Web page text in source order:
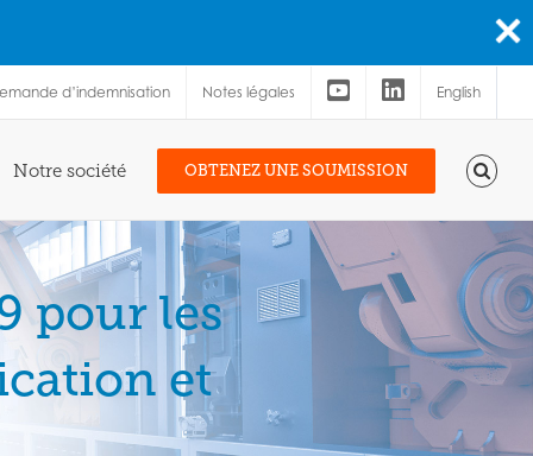
d’indemnisation Notes légales English
Notre société OBTENEZ UNE SOUMISSION
pour les
et